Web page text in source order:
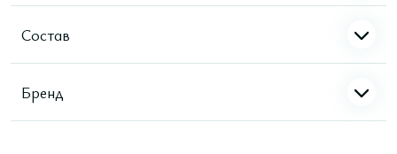
Состав
Бренд